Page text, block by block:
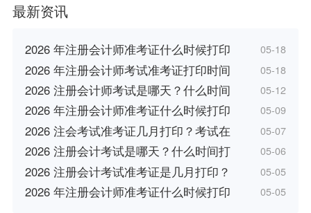
最新资讯
2026 年注册会计师准考证什么时候打印 05-18
2026 年注册会计师考试准考证打印时间 05-18
2026 注册会计师考试是哪天？什么时间 05-12
2026 年注册会计师准考证什么时候打印 05-09
2026 注会考试准考证几月打印？考试在 05-07
2026 注册会计考试是哪天？什么时间打 05-06
2026 注册会计考试准考证是几月打印？ 05-05
2026 年注册会计师准考证什么时候打印 05-05